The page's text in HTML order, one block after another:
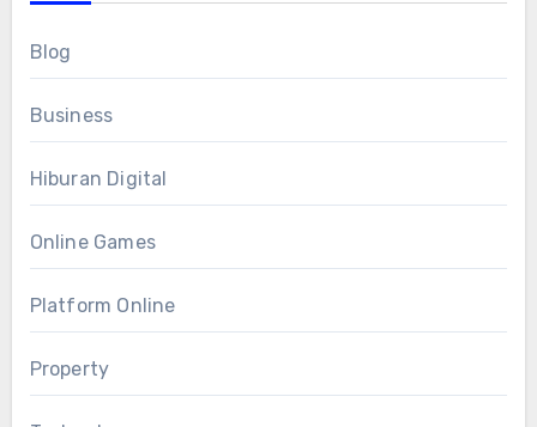
Blog
Business
Hiburan Digital
Online Games
Platform Online
Property